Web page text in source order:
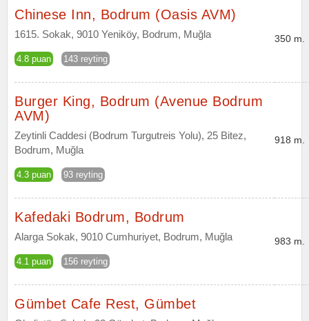
Chinese Inn, Bodrum (Oasis AVM)
1615. Sokak, 9010 Yeniköy, Bodrum, Muğla
4.8 puan 143 reyting
350 m.
Burger King, Bodrum (Avenue Bodrum
AVM)
Zeytinli Caddesi (Bodrum Turgutreis Yolu), 25 Bitez,
Bodrum, Muğla
4.3 puan 93 reyting
918 m.
Kafedaki Bodrum, Bodrum
Alarga Sokak, 9010 Cumhuriyet, Bodrum, Muğla
4.1 puan 156 reyting
983 m.
Gümbet Cafe Rest, Gümbet